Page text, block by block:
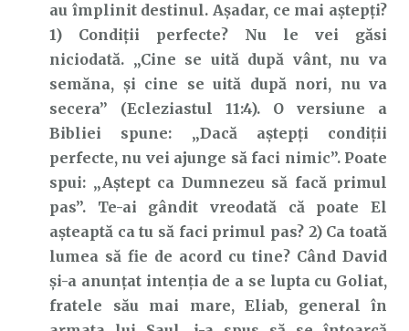
au împlinit destinul. Așadar, ce mai aștepți?
1) Condiții perfecte? Nu le vei găsi
niciodată. „Cine se uită după vânt, nu va
semăna, şi cine se uită după nori, nu va
secera” (Ecleziastul 11:4). O versiune a
Bibliei spune: „Dacă aștepți condiții
perfecte, nu vei ajunge să faci nimic”. Poate
spui: „Aștept ca Dumnezeu să facă primul
pas”. Te-ai gândit vreodată că poate El
așteaptă ca tu să faci primul pas? 2) Ca toată
lumea să fie de acord cu tine? Când David
și-a anunțat intenția de a se lupta cu Goliat,
fratele său mai mare, Eliab, general în